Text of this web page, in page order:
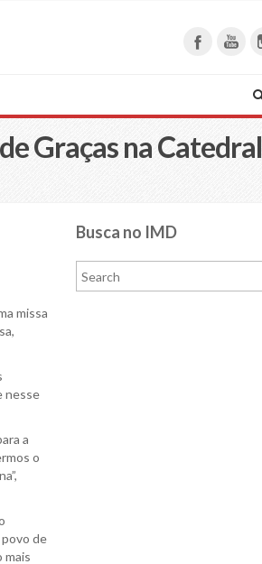
Graças na Catedral
missa
nesse
a
o
de
mais
Busca no IMD